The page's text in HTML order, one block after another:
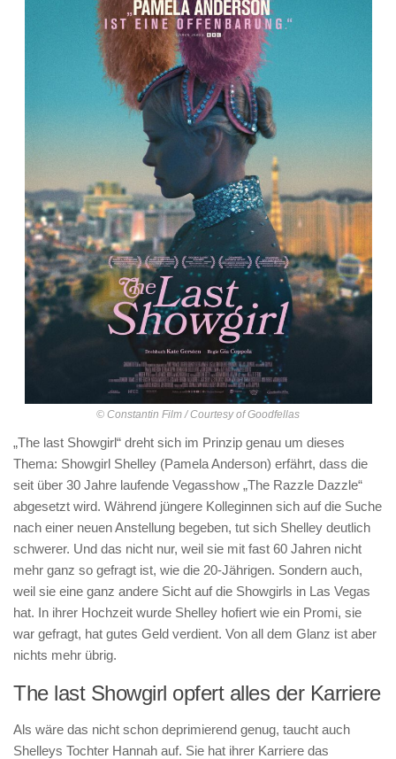
© Constantin Film / Courtesy of Goodfellas
„The last Showgirl“ dreht sich im Prinzip genau um dieses
Thema: Showgirl Shelley (Pamela Anderson) erfährt, dass die
seit über 30 Jahre laufende Vegasshow „The Razzle Dazzle“
abgesetzt wird. Während jüngere Kolleginnen sich auf die Suche
nach einer neuen Anstellung begeben, tut sich Shelley deutlich
schwerer. Und das nicht nur, weil sie mit fast 60 Jahren nicht
mehr ganz so gefragt ist, wie die 20-Jährigen. Sondern auch,
weil sie eine ganz andere Sicht auf die Showgirls in Las Vegas
hat. In ihrer Hochzeit wurde Shelley hofiert wie ein Promi, sie
war gefragt, hat gutes Geld verdient. Von all dem Glanz ist aber
nichts mehr übrig.
The last Showgirl opfert alles der Karriere
Als wäre das nicht schon deprimierend genug, taucht auch
Shelleys Tochter Hannah auf. Sie hat ihrer Karriere das